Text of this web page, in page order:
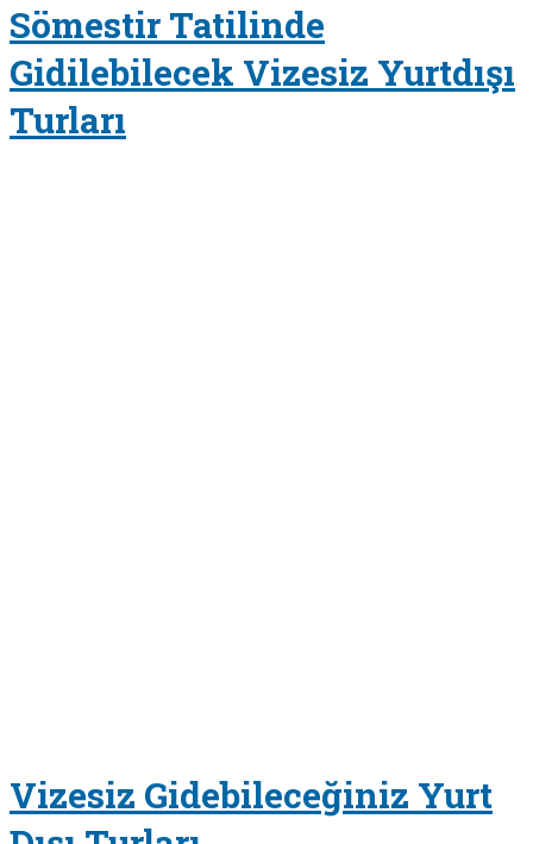
Sömestir Tatilinde
Gidilebilecek Vizesiz Yurtdışı
Turları
Vizesiz Gidebileceğiniz Yurt